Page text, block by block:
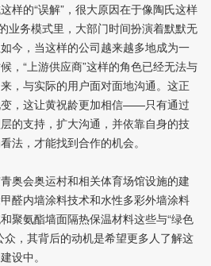
样的“误解”，很大原因在于像陶氏这样
业务模式里，大部门时间扮演着默默无
今，当这样的公司越来越多地成为一
，“上游供应商”这样的角色已经无法与
，与实际的用户面对面地沟通。这正
，这让黄祝龄更加相信——只有通过
的支持，扩大沟通，并依靠自身的技
法，才能找到合作的机会。
奥会奥运村和相关体育场馆设施的建
醛内墙涂料技术和水性多彩外墙涂料
聚氨酯墙面隔热保温材料这些与“绿色
众，其背后的动机是希望更多人了解这
设中。